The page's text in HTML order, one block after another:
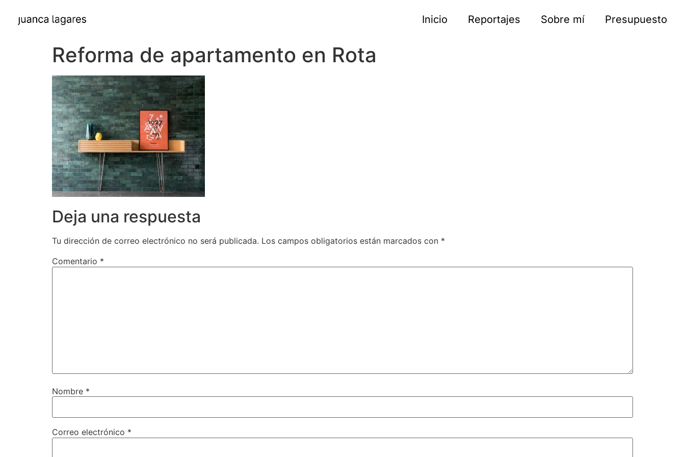
Inicio Reportajes Sobre mí Presupuesto
Reforma de apartamento en Rota
Deja una respuesta
Tu dirección de correo electrónico no será publicada. Los campos obligatorios están marcados con *
Comentario *
Nombre *
Correo electrónico *